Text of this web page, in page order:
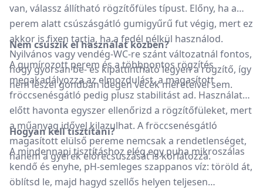
van, válassz állítható rögzítőfüles típust. Előny, ha a
perem alatt csúszásgátló gumigyűrű fut végig, mert ez
akkor is fixen tartja, ha a fedél nélkül használod.
Nyilvános vagy vendég-WC-re szánt változatnál fontos,
hogy gyorsan be- és kipattintható legyen a rögzítő, így
nem leszel gondban idegen vécék méreteivel sem.
Nem csúszik el használat közben?
A gumírozott perem és a többpontos rögzítés
megakadályozza az elmozdulást, a magasított
fröccsenésgátló pedig plusz stabilitást ad. Használat
előtt havonta egyszer ellenőrizd a rögzítőfüleket, mert
a műanyag idővel kilazulhat. A fröccsenésgátló
magasított elülső pereme nemcsak a rendetlenséget,
hanem a gyerek előrecsúszását is korlátozza.
Hogyan kell tisztítani?
A mindennapi tisztításhoz elég egy puha mikroszálas
kendő és enyhe, pH-semleges szappanos víz: töröld át,
öblítsd le, majd hagyd szellős helyen teljesen